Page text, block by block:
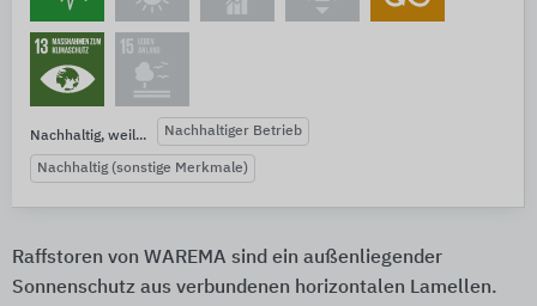
Nachhaltig, weil... Nachhaltiger Betrieb
Nachhaltig (sonstige Merkmale)
Raffstoren von WAREMA sind ein außenliegender
Sonnenschutz aus verbundenen horizontalen Lamellen.